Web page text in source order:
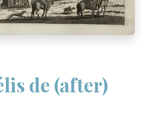
de (after)